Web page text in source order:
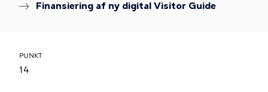
Finansiering af ny digital Visitor Guide
PUNKT
14